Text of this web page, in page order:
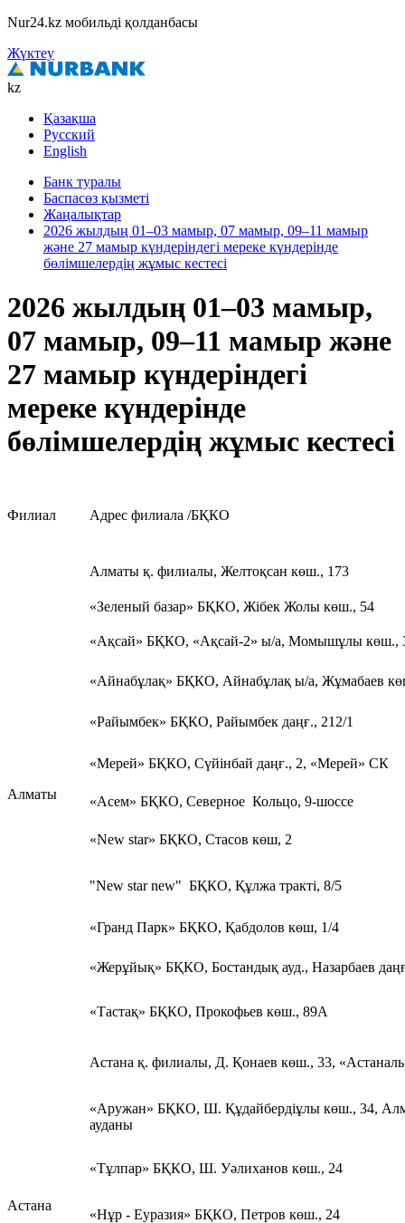
Nur24.kz мобильді қолданбасы
Жүктеу
kz
Қазақша
Русский
English
Банк туралы
Баспасөз қызметі
Жаңалықтар
2026 жылдың 01–03 мамыр, 07 мамыр, 09–11 мамыр
және 27 мамыр күндеріндегі мереке күндерінде
бөлімшелердің жұмыс кестесі
2026 жылдың 01–03 мамыр,
07 мамыр, 09–11 мамыр және
27 мамыр күндеріндегі
мереке күндерінде
бөлімшелердің жұмыс кестесі
Филиал Адрес филиала /БҚКО
Алматы
Алматы қ. филиалы, Желтоқсан көш., 173
«Зеленый базар» БҚКО, Жібек Жолы көш., 54
«Ақсай» БҚКО, «Ақсай-2» ы/а, Момышұлы көш.,
«Айнабұлақ» БҚКО, Айнабұлақ ы/а, Жұмабаев
«Райымбек» БҚКО, Райымбек даңғ., 212/1
«Мерей» БҚКО, Сүйінбай даңғ., 2, «Мерей» СК
«Асем» БҚКО, Северное Кольцо, 9-шоссе
«New star» БҚКО, Стасов көш, 2
"New star new" БҚКО, Құлжа тракті, 8/5
«Гранд Парк» БҚКО, Қабдолов көш, 1/4
«Жерұйық» БҚКО, Бостандық ауд., Назарбаев
«Тастақ» БҚКО, Прокофьев көш., 89А
Астана
Астана қ. филиалы, Д. Қонаев көш., 33,
«Аружан» БҚКО, Ш. Құдайбердіұлы көш., 34,
ауданы
«Тұлпар» БҚКО, Ш. Уәлиханов көш., 24
«Нұр - Еуразия» БҚКО, Петров көш., 24